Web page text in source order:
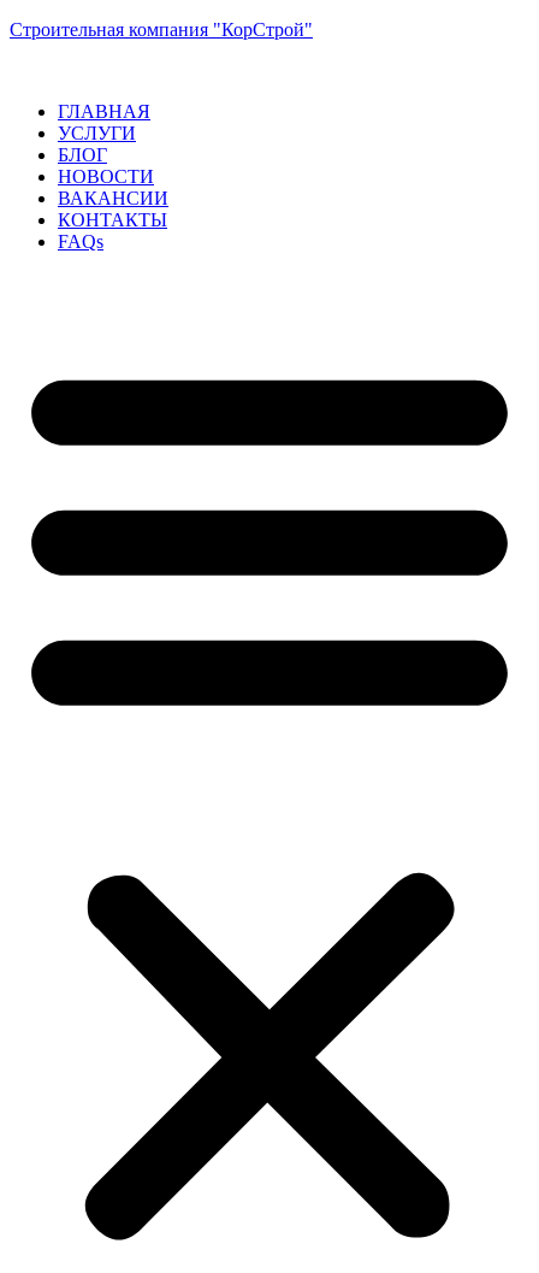
Строительная компания "КорСтрой"
ГЛАВНАЯ
УСЛУГИ
БЛОГ
НОВОСТИ
ВАКАНСИИ
КОНТАКТЫ
FAQs